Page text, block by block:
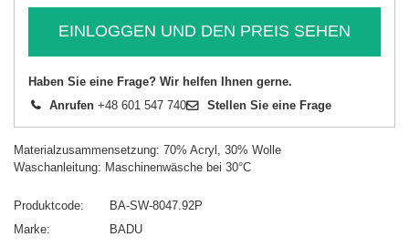
EINLOGGEN UND DEN PREIS SEHEN
Haben Sie eine Frage? Wir helfen Ihnen gerne.
Anrufen +48 601 547 740 Stellen Sie eine Frage
Materialzusammensetzung: 70% Acryl, 30% Wolle
Waschanleitung: Maschinenwäsche bei 30°C
Produktcode
BA-SW-8047.92P
Marke
BADU